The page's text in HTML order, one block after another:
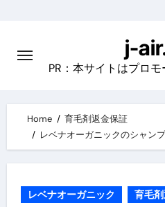
content
j-
PR：本サイトはプロ
Home
育毛剤返金保証
レベナオーガニックのシャン
レベナオーガニック 育毛